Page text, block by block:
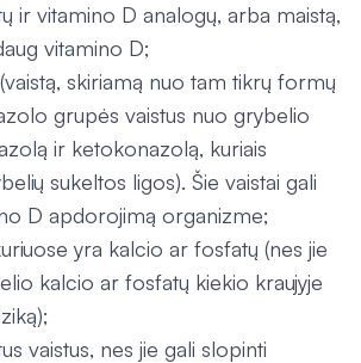
ir vitamino D analogų, arba maistą,
vitamino D;
skiriamą nuo tam tikrų formų
grupės vaistus nuo grybelio
ir ketokonazolą, kuriais
sukeltos ligos). Šie vaistai gali
D apdorojimą organizme;
yra kalcio ar fosfatų (nes jie
kalcio ar fosfatų kiekio kraujyje
vaistus, nes jie gali slopinti